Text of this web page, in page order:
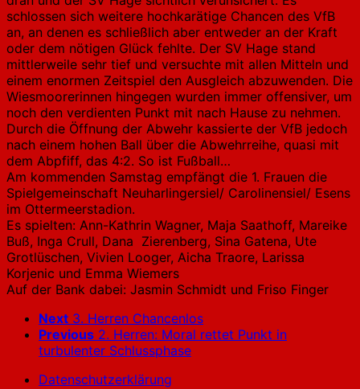
schlossen sich weitere hochkarätige Chancen des VfB
an, an denen es schließlich aber entweder an der Kraft
oder dem nötigen Glück fehlte. Der SV Hage stand
mittlerweile sehr tief und versuchte mit allen Mitteln und
einem enormen Zeitspiel den Ausgleich abzuwenden. Die
Wiesmoorerinnen hingegen wurden immer offensiver, um
noch den verdienten Punkt mit nach Hause zu nehmen.
Durch die Öffnung der Abwehr kassierte der VfB jedoch
nach einem hohen Ball über die Abwehrreihe, quasi mit
dem Abpfiff, das 4:2. So ist Fußball…
Am kommenden Samstag empfängt die 1. Frauen die
Spielgemeinschaft Neuharlingersiel/ Carolinensiel/ Esens
im Ottermeerstadion.
Es spielten: Ann-Kathrin Wagner, Maja Saathoff, Mareike
Buß, Inga Crull, Dana Zierenberg, Sina Gatena, Ute
Grotlüschen, Vivien Looger, Aicha Traore, Larissa
Korjenic und Emma Wiemers
Auf der Bank dabei: Jasmin Schmidt und Friso Finger
Next 3. Herren Chancenlos
Previous 2. Herren: Moral rettet Punkt in
turbulenter Schlussphase
Datenschutzerklärung